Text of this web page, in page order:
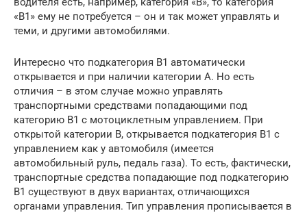
«B1» ему не потребуется – он и так может управлять и
теми, и другими автомобилями.
Интересно что подкатегория B1 автоматически
открывается и при наличии категории A. Но есть
отличия – в этом случае можно управлять
транспортными средствами попадающими под
категорию B1 c мотоциклетным управлением. При
открытой категории B, открывается подкатегория B1 с
управлением как у автомобиля (имеется
автомобильный руль, педаль газа). То есть, фактически,
транспортные средства попадающие под подкатегорию
B1 существуют в двух вариантах, отличающихся
органами управления. Тип управления прописывается в